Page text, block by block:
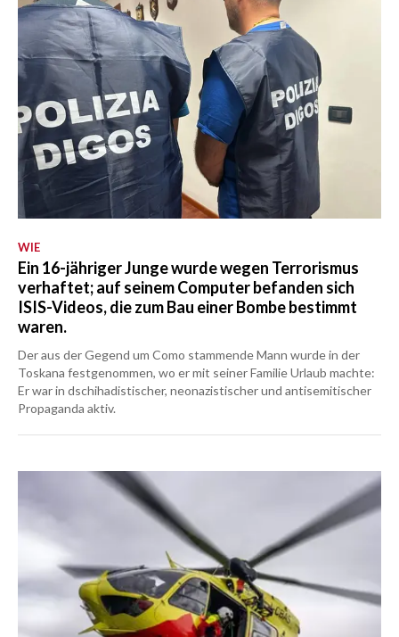
WIE
Ein 16-jähriger Junge wurde wegen Terrorismus
verhaftet; auf seinem Computer befanden sich
ISIS-Videos, die zum Bau einer Bombe bestimmt
waren.
Der aus der Gegend um Como stammende Mann wurde in der
Toskana festgenommen, wo er mit seiner Familie Urlaub machte:
Er war in dschihadistischer, neonazistischer und antisemitischer
Propaganda aktiv.